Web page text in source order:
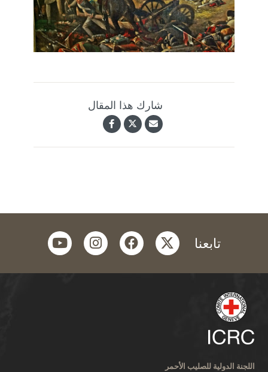
شارك هذا المقال
تابعنا twitter
facebook
instagram
youtube
اللجنة الدولية للصليب الأحمر